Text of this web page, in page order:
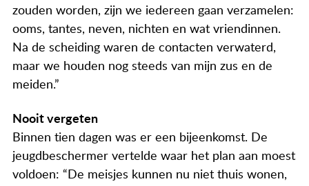
zouden worden, zijn we iedereen gaan verzamelen:
ooms, tantes, neven, nichten en wat vriendinnen.
Na de scheiding waren de contacten verwaterd,
maar we houden nog steeds van mijn zus en de
meiden.”
Nooit vergeten
Binnen tien dagen was er een bijeenkomst. De
jeugdbeschermer vertelde waar het plan aan moest
voldoen: “De meisjes kunnen nu niet thuis wonen,